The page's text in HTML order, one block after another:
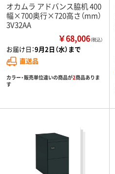
オカムラ アドバンス脇机 400
幅×700奥行×720高さ（mm）
3V32AA
￥68,006（税込）
お届け日：9月2日（水）まで
直送品
カラー・販売単位違いの商品が2商品ありま
す